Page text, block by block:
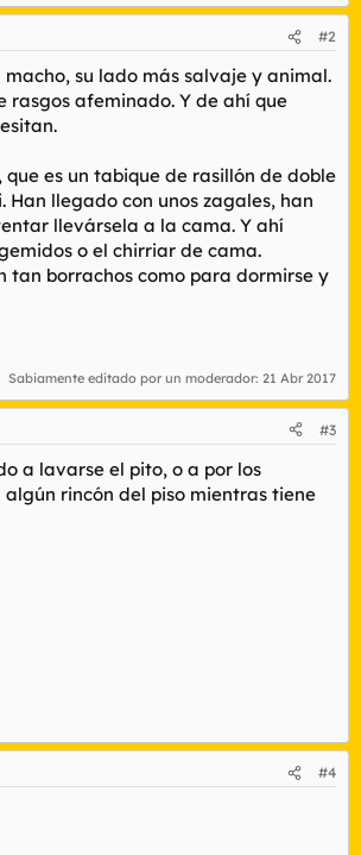
#2
su lado más salvaje y animal.
rasgos afeminado. Y de ahí que
es un tabique de rasillón de doble
llegado con unos zagales, han
llevársela a la cama. Y ahí
o el chirriar de cama.
tan borrachos como para dormirse y
Sabiamente editado por un moderador: 21 Abr 2017
#3
a lavarse el pito, o a por los
algún rincón del piso mientras tiene
#4